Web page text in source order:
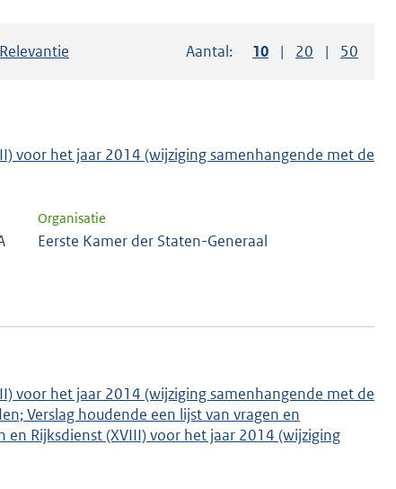
Sorteer op:
Relevantie Aantal: Toon
10 resultaten per
Toon
20 resultaten
Toon
50
voor het jaar 2014 (wijziging samenhangende met de
Organisatie
Eerste Kamer der Staten-Generaal
voor het jaar 2014 (wijziging samenhangende met de
Verslag houdende een lijst van vragen en
Rijksdienst (XVIII) voor het jaar 2014 (wijziging